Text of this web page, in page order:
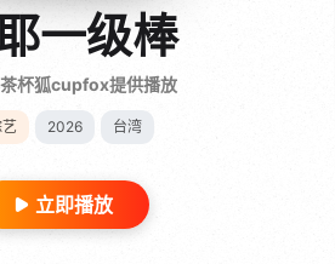
一级棒
杯狐cupfox提供播放
2026 台湾
立即播放